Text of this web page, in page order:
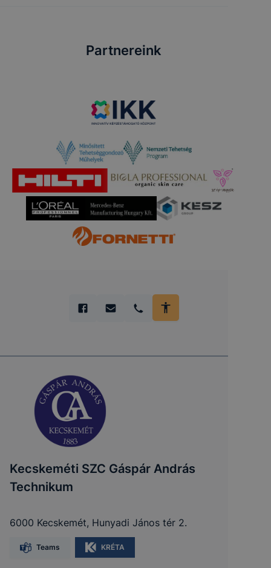
Partnereink
Kecskeméti SZC Gáspár András
Technikum
6000 Kecskemét, Hunyadi János tér 2.
Teams KRÉTA